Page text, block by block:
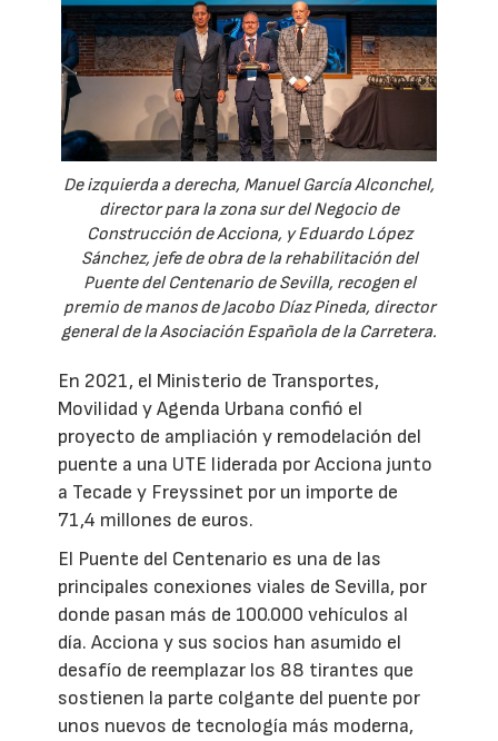
De izquierda a derecha, Manuel García Alconchel,
director para la zona sur del Negocio de
Construcción de Acciona, y Eduardo López
Sánchez, jefe de obra de la rehabilitación del
Puente del Centenario de Sevilla, recogen el
premio de manos de Jacobo Díaz Pineda, director
general de la Asociación Española de la Carretera.
En 2021, el Ministerio de Transportes,
Movilidad y Agenda Urbana confió el
proyecto de ampliación y remodelación del
puente a una UTE liderada por Acciona junto
a Tecade y Freyssinet por un importe de
71,4 millones de euros.
El Puente del Centenario es una de las
principales conexiones viales de Sevilla, por
donde pasan más de 100.000 vehículos al
día. Acciona y sus socios han asumido el
desafío de reemplazar los 88 tirantes que
sostienen la parte colgante del puente por
unos nuevos de tecnología más moderna,